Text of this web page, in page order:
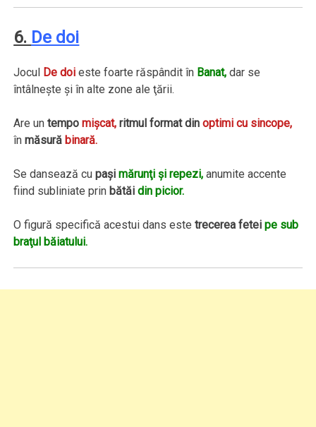
6. De doi
Jocul De doi este foarte răspândit în Banat, dar se
întâlneşte şi în alte zone ale ţării.
Are untempomişcat, ritmul format dinoptimi cu sincope,
înmăsură binară.
Se dansează cupaşimărunţi şi repezi, anumite accente
fiind subliniate prin bătăidin picior.
O figură specifică acestui dans estetrecerea feteipe sub
braţul băiatului.